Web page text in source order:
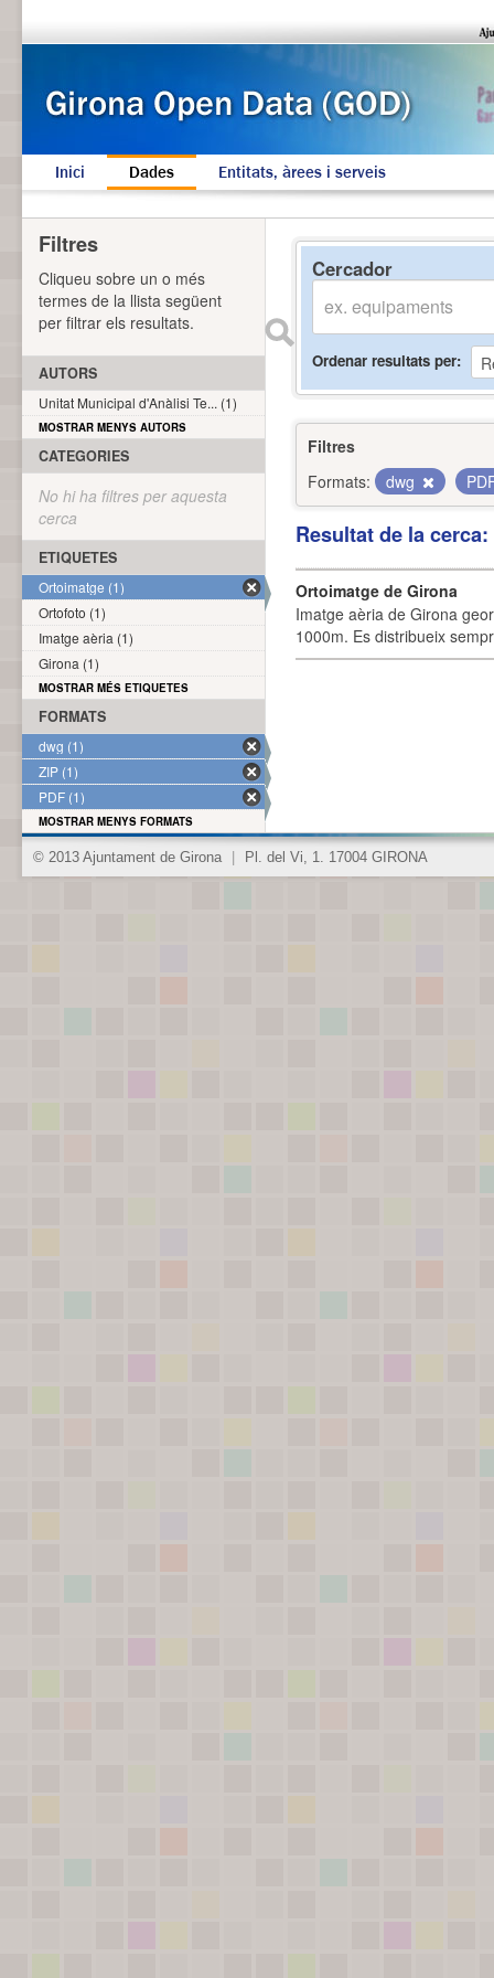
Inici Dades Entitats, àrees i serveis
Cercador
Ordenar resultats per
Filtres
Formats:
dwg
Resultat de la
Ortoimatge de Girona
Imatge aèria de Girona
1000m. Es distribueix
Filtres
Cliqueu sobre un o més
termes de la llista següent
per filtrar els resultats.
AUTORS
Unitat Municipal d'Anàlisi Te... (1)
MOSTRAR MENYS AUTORS
CATEGORIES
No hi ha filtres per aquesta
cerca
ETIQUETES
Ortoimatge (1)
Ortofoto (1)
Imatge aèria (1)
Girona (1)
MOSTRAR MÉS ETIQUETES
FORMATS
dwg (1)
ZIP (1)
PDF (1)
MOSTRAR MENYS FORMATS
© 2013 Ajuntament de Girona Pl. del Vi, 1. 17004 GIRONA